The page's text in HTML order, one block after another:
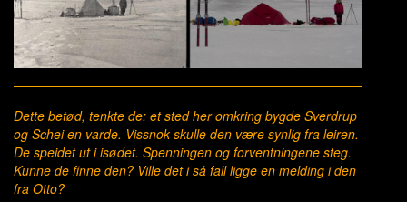
Dette betød, tenkte de: et sted her omkring bygde Sverdrup
og Schei en varde. Vissnok skulle den være synlig fra leiren.
De speidet ut i isødet. Spenningen og forventningene steg.
Kunne de finne den? Ville det i så fall ligge en melding i den
fra Otto?